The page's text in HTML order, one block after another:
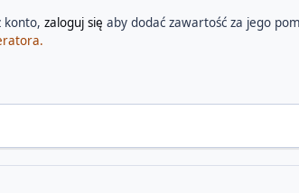
konto, zaloguj się aby dodać zawartość za jego